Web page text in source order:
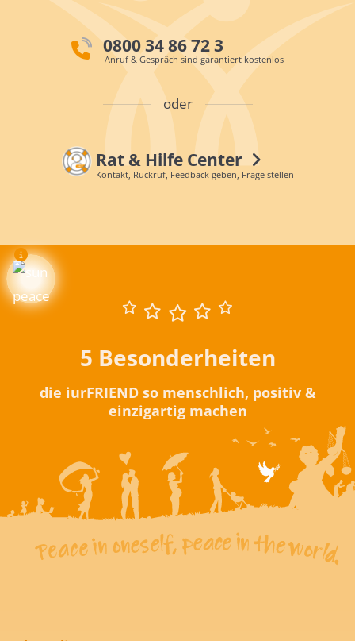
0800 34 86 72 3
Anruf & Gespräch sind garantiert kostenlos
oder
Rat & Hilfe Center
Kontakt, Rückruf, Feedback geben, Frage stellen
5 Besonderheiten
die iurFRIEND so menschlich, positiv &
einzigartig machen